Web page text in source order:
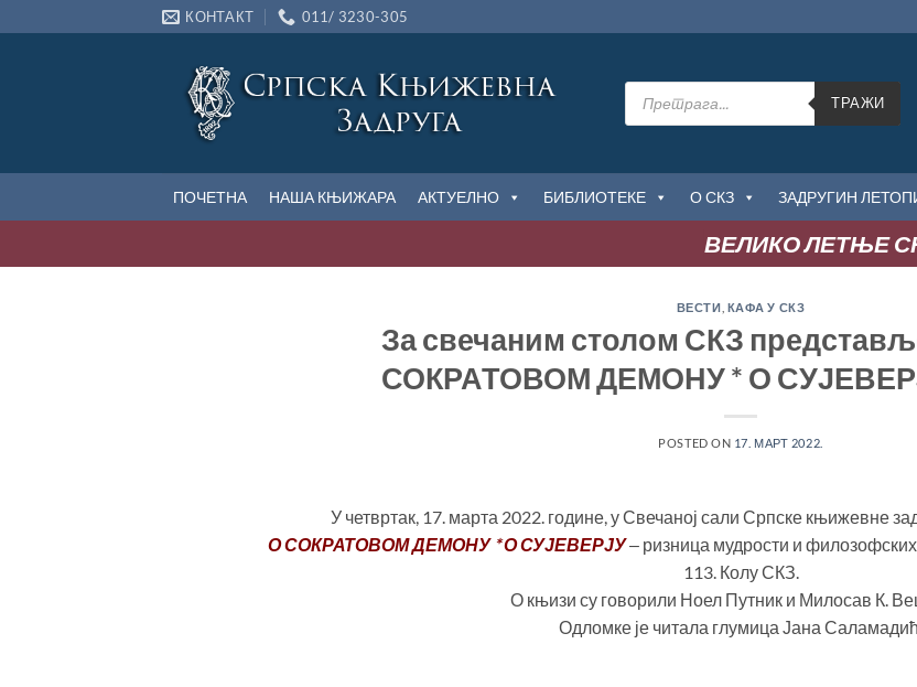
на
КОНТАКТ 011/ 3230-305
Products
search
ТРАЖИ
ПОЧЕТНА НАША КЊИЖАРА АКТУЕЛНО БИБЛИОТЕКЕ О СКЗ ЗАДРУГИН
ВЕЛИКО ЛЕТЊЕ
ВЕСТИ КАФА У СКЗ
За свечаним столом СКЗ
СОКРАТОВОМ ДЕМОНУ * О
POSTED ON 17. МАРТ 2022.
У четвртак, 17. марта 2022. године, у Свечаној сали Српске књижевне
О СОКРАТОВОМ ДЕМОНУ * О СУЈЕВЕРЈУ‒ ризница мудрости и
113. Колу СКЗ.
О књизи су говорили Ноел Путник и Милосав К.
Одломке је читала глумица Јана Саламадић.